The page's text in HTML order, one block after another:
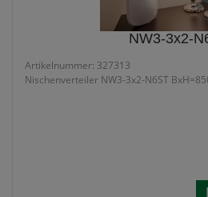
NW3-3x2-
Artikelnummer: 327313
Nischenverteiler NW3-3x2-N6ST